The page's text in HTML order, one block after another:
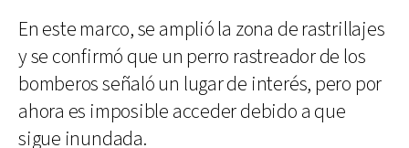
En este marco, se amplió la zona de rastrillajes
y se confirmó que un perro rastreador de los
bomberos señaló un lugar de interés, pero por
ahora es imposible acceder debido a que
sigue inundada.